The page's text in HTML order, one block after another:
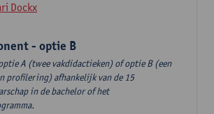
Dockx
- optie B
A (twee vakdidactieken) of optie B (een
profilering) afhankelijk van de 15
in de bachelor of het